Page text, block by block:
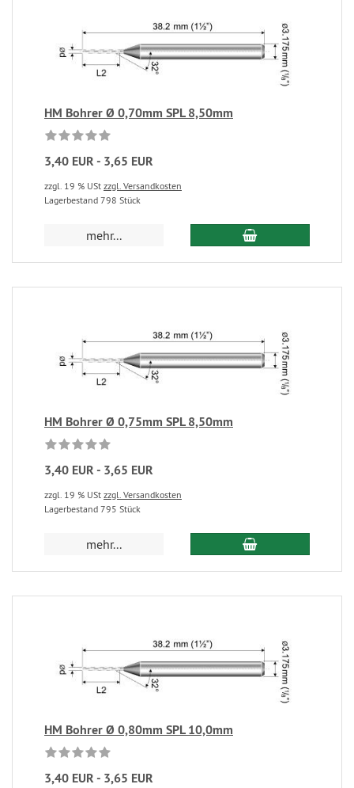
HM Bohrer Ø 0,70mm SPL 8,50mm
3,40 EUR - 3,65 EUR
zzgl. 19 % USt zzgl. Versandkosten
Lagerbestand 798 Stück
mehr...
HM Bohrer Ø 0,75mm SPL 8,50mm
3,40 EUR - 3,65 EUR
zzgl. 19 % USt zzgl. Versandkosten
Lagerbestand 795 Stück
mehr...
HM Bohrer Ø 0,80mm SPL 10,0mm
3,40 EUR - 3,65 EUR